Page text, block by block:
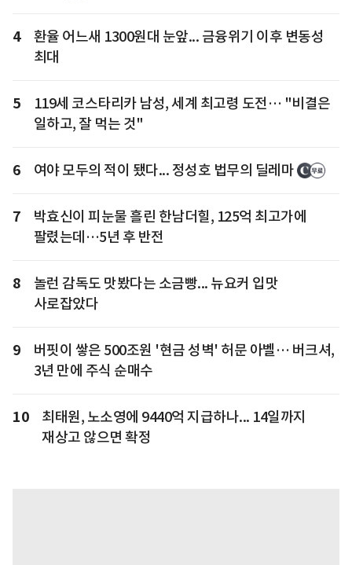
4
환율 어느새 1300원대 눈앞... 금융위기 이후 변동성
최대
5
119세 코스타리카 남성, 세계 최고령 도전… "비결은
일하고, 잘 먹는 것"
6 여야 모두의 적이 됐다... 정성호 법무의 딜레마
7
박효신이 피눈물 흘린 한남더힐, 125억 최고가에
팔렸는데…5년 후 반전
8
놀런 감독도 맛봤다는 소금빵... 뉴요커 입맛
사로잡았다
9
버핏이 쌓은 500조원 '현금 성벽' 허문 아벨… 버크셔,
3년 만에 주식 순매수
10
최태원, 노소영에 9440억 지급하나... 14일까지
재상고 않으면 확정